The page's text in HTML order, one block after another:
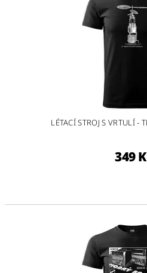
LÉTACÍ STROJ S VRTULÍ -
349